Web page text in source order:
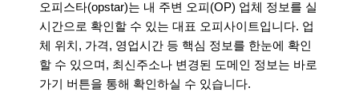
오피스타(opstar)는 내 주변 오피(OP) 업체 정보를 실
시간으로 확인할 수 있는 대표 오피사이트입니다. 업
체 위치, 가격, 영업시간 등 핵심 정보를 한눈에 확인
할 수 있으며, 최신주소나 변경된 도메인 정보는 바로
가기 버튼을 통해 확인하실 수 있습니다.